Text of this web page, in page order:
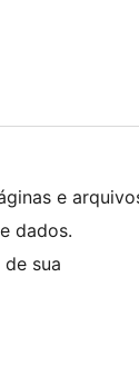
e
dados.
sua